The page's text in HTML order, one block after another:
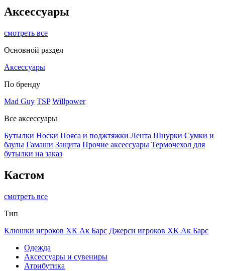
Аксессуары
смотреть все
Основной раздел
Аксессуары
По бренду
Mad Guy TSP Willpower
Все аксессуары
Бутылки Носки Пояса и поджтяжки Лента Шнурки Сумки и
баулы Гамаши Защита Прочие аксессуары Термочехол для
бутылки на заказ
Кастом
смотреть все
Тип
Клюшки игроков ХК Ак Барс Джерси игроков ХК Ак Барс
Одежда
Аксессуары и сувениры
Атрибутика